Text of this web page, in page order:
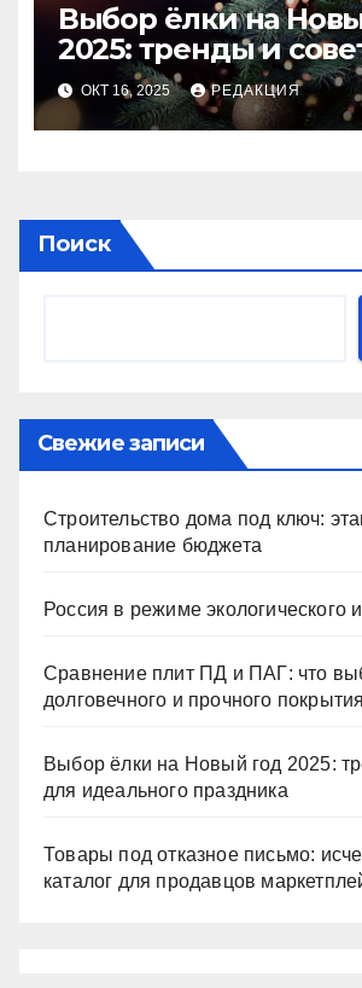
Выбор ёлки на
2025: тренды и
идеального
ОКТ 16, 2025 РЕДАКЦИЯ
Поиск
Свежие записи
Строительство дома под ключ:
планирование бюджета
Россия в режиме экологического
Сравнение плит ПД и ПАГ: что
долговечного и прочного покрытия
Выбор ёлки на Новый год 2025:
для идеального праздника
Товары под отказное письмо:
каталог для продавцов